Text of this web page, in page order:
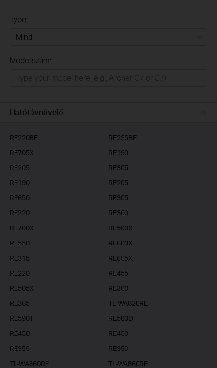
Type:
Irodai/üzleti
Modellszám:
Hatótávnövelő
RE220BE
RE235BE
RE705X
RE190
RE205
RE305
RE190
RE205
RE650
RE305
RE220
RE300
RE700X
RE500X
RE550
RE600X
RE315
RE605X
RE220
RE455
RE505X
RE300
RE365
TL-WA820RE
RE590T
RE580D
RE450
RE450
RE355
RE350
TL-WA860RE
TL-WA860RE